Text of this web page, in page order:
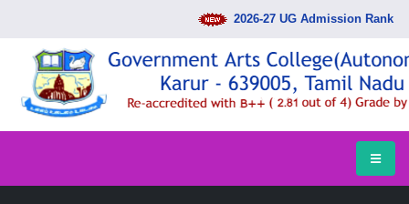
2026-27 UG Admission Rank List